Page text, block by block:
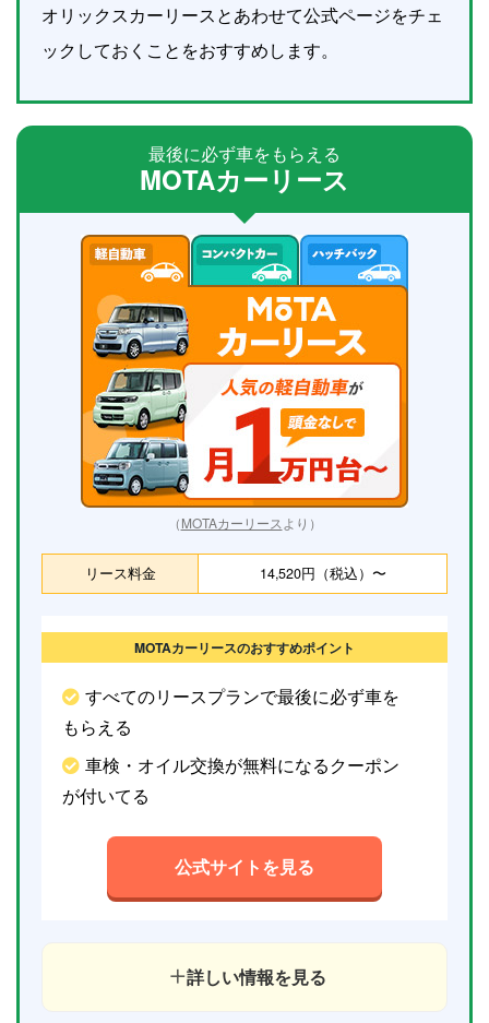
オリックスカーリースとあわせて公式ページをチェ
ックしておくことをおすすめします。
最後に必ず車をもらえる
MOTAカーリース
（MOTAカーリース より）
リース料金 14,520円（税込）〜
MOTAカーリースのおすすめポイント
すべてのリースプランで最後に必ず車を
もらえる
車検・オイル交換が無料になるクーポン
が付いてる
公式サイトを見る
詳しい情報を見る